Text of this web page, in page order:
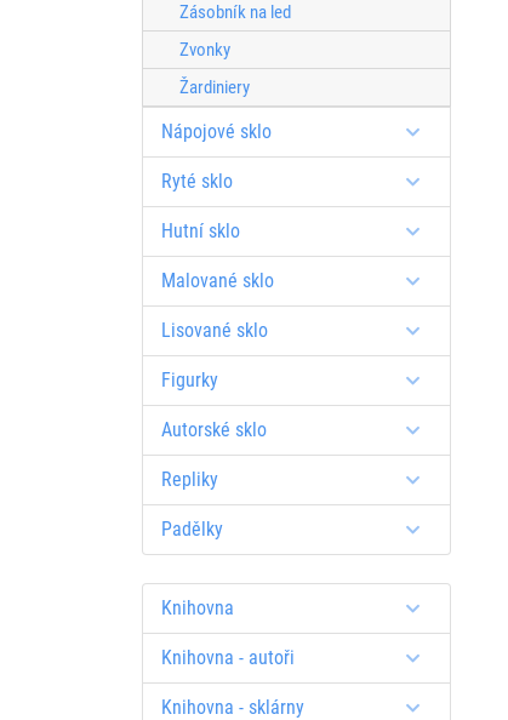
Zásobník na led
Zvonky
Žardiniery
Nápojové sklo
Ryté sklo
Hutní sklo
Malované sklo
Lisované sklo
Figurky
Autorské sklo
Repliky
Padělky
Knihovna
Knihovna - autoři
Knihovna - sklárny